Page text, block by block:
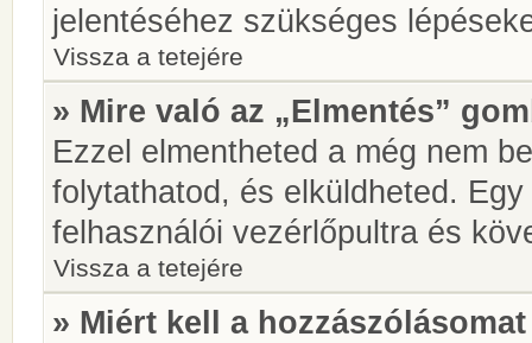
jelentéséhez szükséges
Vissza a tetejére
» Mire való az „Elmentés”
Ezzel elmentheted a még nem
folytathatod, és elküldheted.
felhasználói vezérlőpultra és
Vissza a tetejére
» Miért kell a